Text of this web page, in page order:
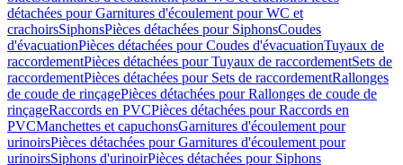
détachées pour Garnitures d'écoulement pour WC et
crachoirsSiphonsPièces détachées pour SiphonsCoudes
d'évacuationPièces détachées pour Coudes d'évacuationTuyaux de
raccordementPièces détachées pour Tuyaux de raccordementSets de
raccordementPièces détachées pour Sets de raccordementRallonges
de coude de rinçagePièces détachées pour Rallonges de coude de
rinçageRaccords en PVCPièces détachées pour Raccords en
PVCManchettes et capuchonsGarnitures d'écoulement pour
urinoirsPièces détachées pour Garnitures d'écoulement pour
urinoirsSiphons d'urinoirPièces détachées pour Siphons